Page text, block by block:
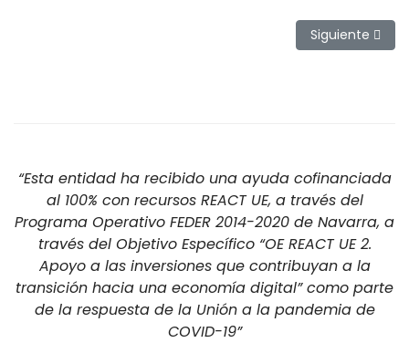
Artículo
Siguiente
“Esta entidad ha recibido una ayuda cofinanciada
al 100% con recursos REACT UE, a través del
Programa Operativo FEDER 2014-2020 de Navarra, a
través del Objetivo Específico “OE REACT UE 2.
Apoyo a las inversiones que contribuyan a la
transición hacia una economía digital” como parte
de la respuesta de la Unión a la pandemia de
COVID-19”